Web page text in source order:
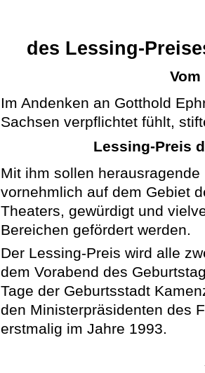
des Lessing-
Im Andenken an Gotthold
Sachsen verpflichtet fühlt,
Lessing-Preis
Mit ihm sollen
vornehmlich auf dem Gebiet
Theaters, gewürdigt und
Bereichen gefördert werden.
Der Lessing-Preis wird alle
dem Vorabend des
Tage der Geburtsstadt
den Ministerpräsidenten des
erstmalig im Jahre 1993.